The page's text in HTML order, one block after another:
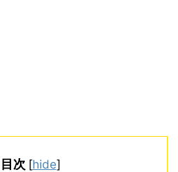
目次 [hide]